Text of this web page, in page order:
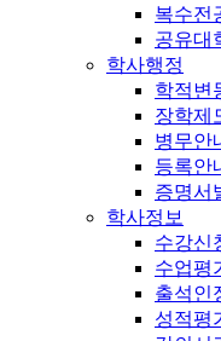
복수전
공유대
학사행정
학적변
장학제
병무안
등록안
증명서
학사정보
수강신
수업평
출석인
성적평